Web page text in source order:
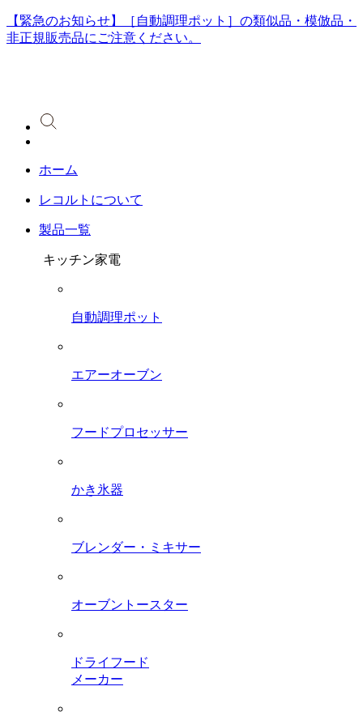
【緊急のお知らせ】［自動調理ポット］の類似品・模倣品・
非正規販売品にご注意ください。
ホーム
レコルトについて
製品一覧
キッチン家電
自動調理ポット
エアーオーブン
フードプロセッサー
かき氷器
ブレンダー・ミキサー
オーブントースター
ドライフード
メーカー